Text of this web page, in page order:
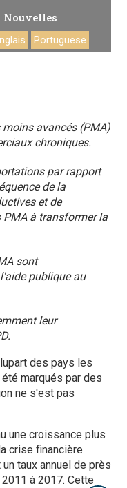
Nouvelles
Portuguese
avancés (PMA)
chroniques.
par rapport
de la
et de
à transformer la
sont
publique au
leur
des pays les
marqués par des
ne s'est pas
une croissance plus
crise financière
taux annuel de près
à 2017. Cette